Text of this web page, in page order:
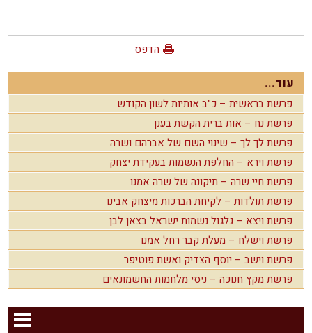
הדפס
עוד...
פרשת בראשית – כ"ב אותיות לשון הקודש
פרשת נח – אות ברית הקשת בענן
פרשת לך לך – שינוי השם של אברהם ושרה
פרשת וירא – החלפת הנשמות בעקידת יצחק
פרשת חיי שרה – תיקונה של שרה אמנו
פרשת תולדות – לקיחת הברכות מיצחק אבינו
פרשת ויצא – גלגול נשמות ישראל בצאן לבן
פרשת וישלח – מעלת קבר רחל אמנו
פרשת וישב – יוסף הצדיק ואשת פוטיפר
פרשת מקץ חנוכה – ניסי מלחמות החשמונאים